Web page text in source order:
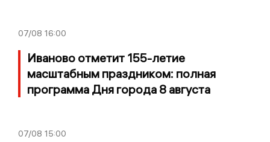
07/08 16:00
Иваново отметит 155-летие
масштабным праздником: полная
программа Дня города 8 августа
07/08 15:00